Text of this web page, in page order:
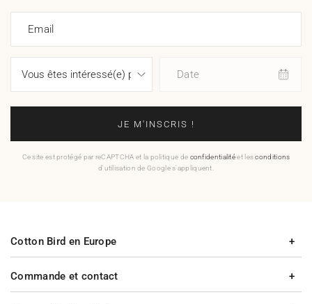
Email
Date
JE M'INSCRIS !
Ce site est protégé par reCAPTCHA et la politique de confidentialitéet lesconditions
d'utilisation de Google s'appliquent.
Commande et contact
Cotton Bird en Europe